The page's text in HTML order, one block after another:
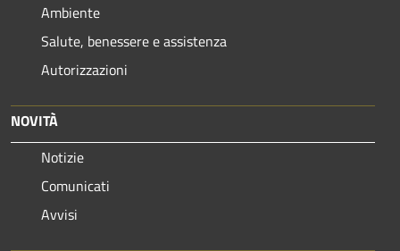
Ambiente
Salute, benessere e assistenza
Autorizzazioni
NOVITÀ
Notizie
Comunicati
Avvisi